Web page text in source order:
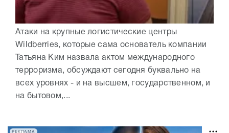
Атаки на крупные логистические центры
Wildberries, которые сама основатель компании
Татьяна Ким назвала актом международного
терроризма, обсуждают сегодня буквально на
всех уровнях - и на высшем, государственном, и
на бытовом,...
РЕКЛАМА